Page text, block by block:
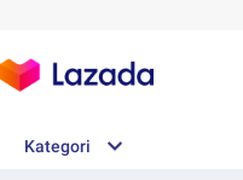
Kategori